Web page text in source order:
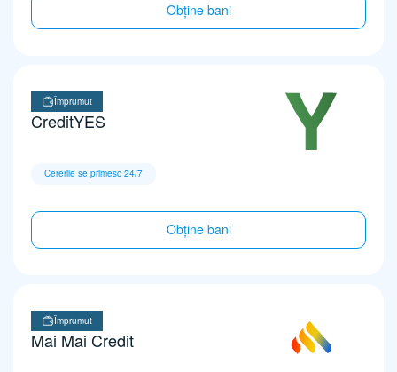
Obține bani
Împrumut
CreditYES
Cererile se primesc 24/7
Obține bani
Împrumut
Mai Mai Credit